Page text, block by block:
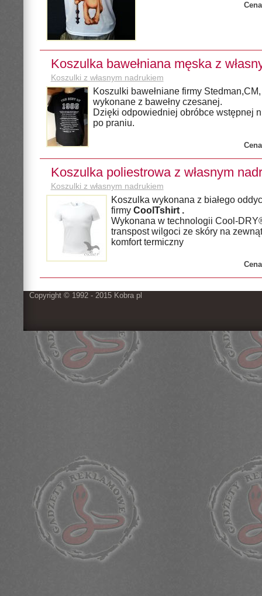
Koszulka bawełniana męska z
Koszulki z własnym nadrukiem
Koszulki bawełniane firmy
wykonane z bawełny czesanej.
Dzięki odpowiedniej obróbce wstępnej
po praniu.
Koszulka poliestrowa z własnym
Koszulki z własnym nadrukiem
Koszulka wykonana z białego
firmyCoolTshirt .
Wykonana w technologii Cool-
transpost wilgoci ze skóry na
komfort termiczny
Copyright © 1992 - 2015 Kobra pl